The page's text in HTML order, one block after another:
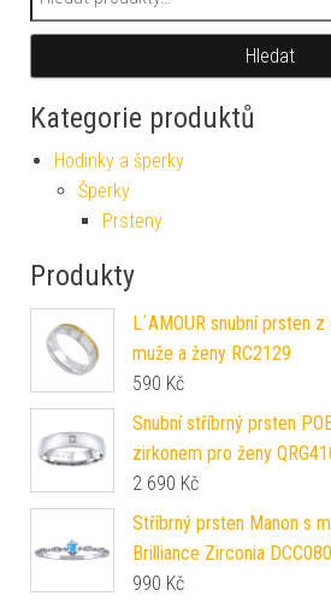
Hledat
Kategorie produktů
Hodinky a šperky
Šperky
Prsteny
Produkty
L´AMOUR snubní prsten
muže a ženy RC2129
590 Kč
Snubní stříbrný prsten
zirkonem pro ženy
2 690 Kč
Stříbrný prsten Manon s
Brilliance Zirconia
990 Kč